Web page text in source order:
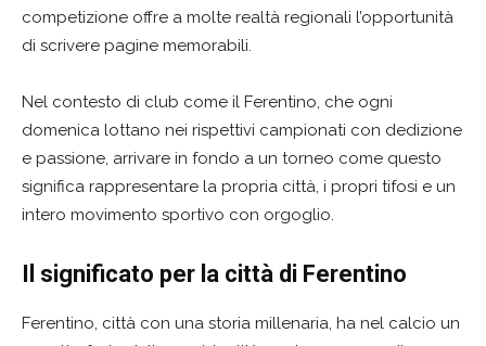
competizione offre a molte realtà regionali l’opportunità
di scrivere pagine memorabili.
Nel contesto di club come il Ferentino, che ogni
domenica lottano nei rispettivi campionati con dedizione
e passione, arrivare in fondo a un torneo come questo
significa rappresentare la propria città, i propri tifosi e un
intero movimento sportivo con orgoglio.
Il significato per la città di Ferentino
Ferentino, città con una storia millenaria, ha nel calcio un